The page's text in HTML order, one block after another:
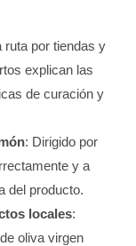
ruta por tiendas y
explican las
de curación y
: Dirigido por
y a
del producto.
locales:
oliva virgen